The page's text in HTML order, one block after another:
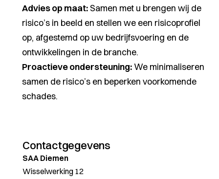
Advies op maat:Samen met u brengen wij de
risico’s in beeld en stellen we een risicoprofiel
op, afgestemd op uw bedrijfsvoering en de
ontwikkelingen in de branche.
Proactieve ondersteuning:We minimaliseren
samen de risico’s en beperken voorkomende
schades.
Contactgegevens
SAA Diemen
Wisselwerking 12